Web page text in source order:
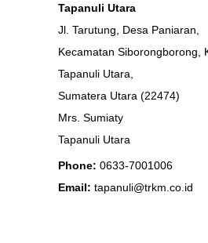
Tapanuli Utara
Jl. Tarutung, Desa Paniaran,
Kecamatan Siborongborong,
Tapanuli Utara,
Sumatera Utara (22474)
Mrs. Sumiaty
Tapanuli Utara
Phone: 0633-7001006
Email: tapanuli@trkm.co.id